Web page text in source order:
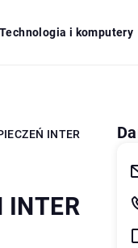
Technologia i komputery
INTER
INTER